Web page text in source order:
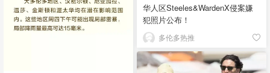
华人区Steeles&WardenX侵案嫌
犯照片公布！
多伦多热推